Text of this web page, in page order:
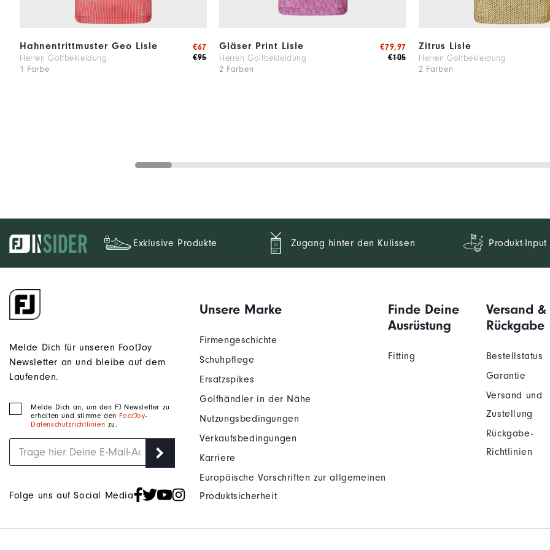
Hahnentrittmuster Geo Lisle
Herren Golfbekleidung
1 Farbe
€95
€67 Gläser Print Lisle
Herren Golfbekleidung
2 Farben
€105
€79,97 Zitrus Lisle
Herren Golfbekleidung
2 Farben
Exklusive Produkte Zugang hinter den Kulissen Produkt-Input
Melde Dich für unseren FootJoy
Newsletter an und bleibe auf dem
Laufenden.
Melde Dich an, um den FJ Newsletter zu
erhalten und stimme den FootJoy-
Datenschutzrichtlinien zu.
Folge uns auf Social Media
Unsere Marke
Firmengeschichte
Schuhpflege
Ersatzspikes
Golfhändler in der Nähe
Nutzungsbedingungen
Verkaufsbedingungen
Karriere
Europäische Vorschriften zur allgemeinen
Produktsicherheit
Finde Deine
Ausrüstung
Fitting
Versand &
Rückgabe
Bestellstatus
Garantie
Versand und
Zustellung
Rückgabe-
Richtlinien